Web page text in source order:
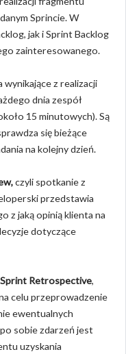
Sprincie. W
jak i Sprint Backlog
zainteresowanego.
wynikające z realizacji
dnia zespół
15 minutowych). Są
się bieżące
na kolejny dzień.
czyli spotkanie z
przedstawia
z jaką opinią klienta na
dotyczące
Sprint Retrospective,
celu przeprowadzenie
ewentualnych
sobie zdarzeń jest
uzyskania